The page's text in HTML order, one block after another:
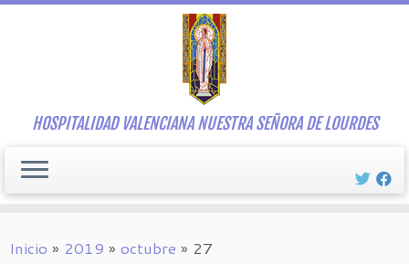
Saltar
HOSPITALIDAD VALENCIANA NUESTRA SEÑORA DE LOURDES
Inicio » 2019 » octubre » 27